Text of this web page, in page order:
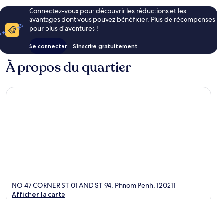
Connectez-vous pour découvrir les réductions et les
avantages dont vous pouvez bénéficier. Plus de récompenses
pour plus d’aventures !
Se connecter S’inscrire gratuitement
À propos du quartier
NO 47 CORNER ST 01 AND ST 94, Phnom Penh, 120211
Afficher la carte